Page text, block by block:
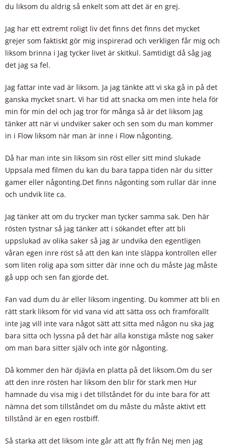
du liksom du aldrig så enkelt som att det är en grej.
Jag har ett extremt roligt liv det finns det finns det mycket
grejer som faktiskt gör mig inspirerad och verkligen får mig och
liksom brinna i Jag tycker livet är skitkul. Samtidigt då såg jag
det jag sa fel.
Jag fattar inte vad är liksom. Ja jag tänkte att vi ska gå in på det
ganska mycket snart. Vi har tid att snacka om men inte hela för
min för min del och jag tror för många så är det liksom Jag
tänker att när vi undviker saker och sen som du man kommer
in i Flow liksom när man är inne i Flow någonting.
Då har man inte sin liksom sin röst eller sitt mind slukade
Uppsala med filmen du kan du bara tappa tiden när du sitter
gamer eller någonting.Det finns någonting som rullar där inne
och undvik lite ca.
Jag tänker att om du trycker man tycker samma sak. Den här
rösten tystnar så jag tänker att i sökandet efter att bli
uppslukad av olika saker så jag är undvika den egentligen
våran egen inre röst så att den kan inte släppa kontrollen eller
som liten rolig apa som sitter där inne och du måste Jag måste
gå upp och sen fan gjorde det.
Fan vad dum du är eller liksom ingenting. Du kommer att bli en
rätt stark liksom för vid vana vid att sätta oss och framförallt
inte jag vill inte vara något sätt att sitta med någon nu ska jag
bara sitta och lyssna på det här alla konstiga måste nog saker
om man bara sitter själv och inte gör någonting.
Då kommer den här djävla en platta på det liksom.Om du ser
att den inre rösten har liksom den blir för stark men Hur
hamnade du visa mig i det tillståndet för du inte bara för att
nämna det som tillståndet om du måste du måste aktivt ett
tillstånd är en egen rostbiff.
Så starka att det liksom inte går att att fly från Nej men jag